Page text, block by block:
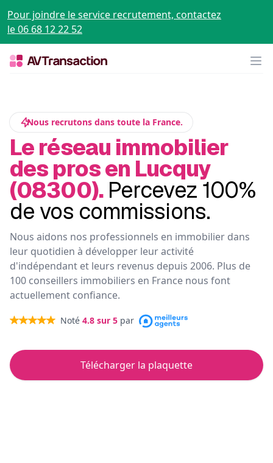
Pour joindre le service recrutement, contactez
le 06 68 12 22 52
Nous recrutons dans toute la France.
Le réseau immobilier
des pros en Lucquy
(08300). Percevez 100%
de vos commissions.
Nous aidons nos professionnels en immobilier dans
leur quotidien à développer leur activité
d'indépendant et leurs revenus depuis 2006. Plus de
100 conseillers immobiliers en France nous font
actuellement confiance.
Noté 4.8 sur 5 par
Télécharger la plaquette